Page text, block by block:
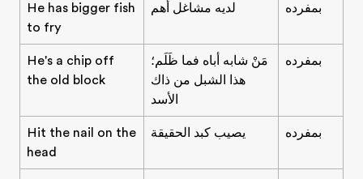
He has bigger fish
to fry
لديه مشاغل أهم بمفرده
He's a chip off
the old block
مَنْ شابه أباه فما ظَلَم؛
هذا الشبل من ذاك
الأسد
بمفرده
Hit the nail on the
head
يصيب كبد الحقيقة بمفرده